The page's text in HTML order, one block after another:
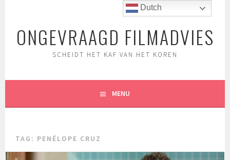
inhoudONGEVRAAGD FILMADVIES
SCHEIDT HET KAF VAN HET KOREN
MENU
TAG: PENÉLOPE CRUZ
Dutch